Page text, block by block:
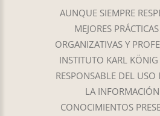
AUNQUE SIEMPRE
MEJORES
ORGANIZATIVAS Y
INSTITUTO KARL
RESPONSABLE DEL
LA
CONOCIMIENTOS